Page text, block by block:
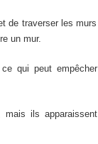
de traverser les murs
un mur.
qui peut empêcher
mais ils apparaissent